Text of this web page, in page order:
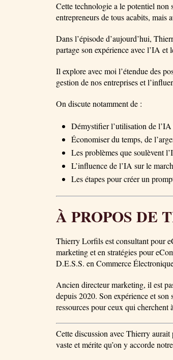
Cette technologie a le potentiel non
entrepreneurs de tous acabits, mais
Dans l’épisode d’aujourd’hui,
partage son expérience avec l’IA et
Il explore avec moi l’étendue des
gestion de nos entreprises et
On discute notamment de :
Démystifier l’utilisation de
Économiser du temps, de
Les problèmes que soulèvent
L’influence de l’IA sur le
Les étapes pour créer un
À PROPOS DE
Thierry Lorfils est consultant pour
marketing et en stratégies pour
D.E.S.S. en Commerce
Ancien directeur marketing, il est
depuis 2020. Son expérience et
ressources pour ceux qui cherchent
Cette discussion avec Thierry
vaste et mérite qu’on y accorde